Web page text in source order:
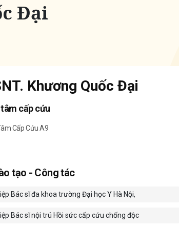
Đại
Khương Quốc Đại
cấp cứu
Cấp Cứu A9
tạo - Công tác
Bác sĩ đa khoa trường Đại học Y Hà Nội,
Bác sĩ nội trú Hồi sức cấp cứu chống độc